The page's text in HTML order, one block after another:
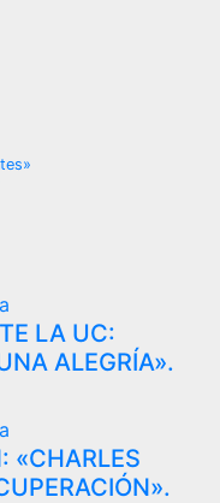
LA UC:
ALEGRÍA».
«CHARLES